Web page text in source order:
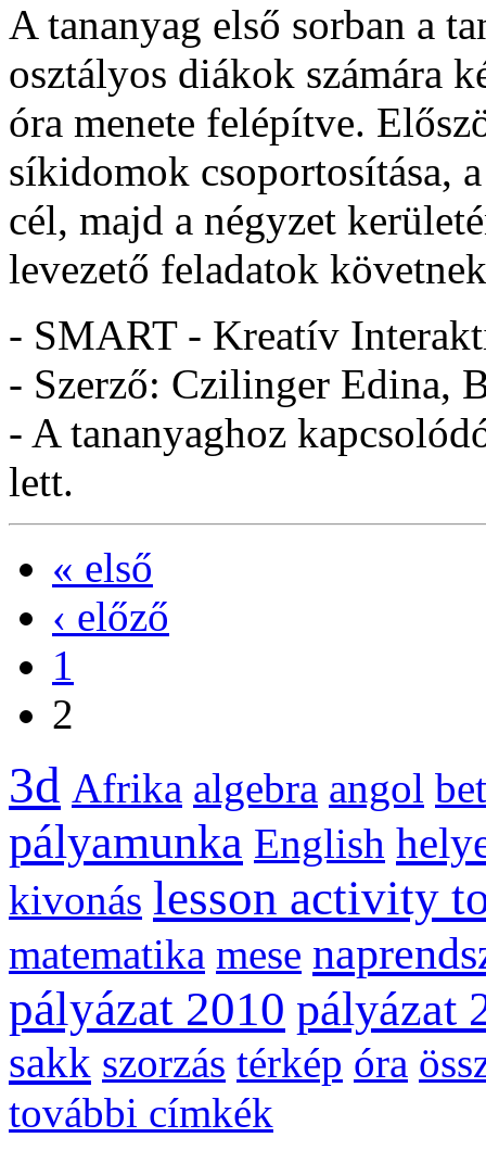
A tananyag első sorban a
osztályos diákok számára
óra menete felépítve.
síkidomok csoportosítása,
cél, majd a négyzet
levezető feladatok
- SMART - Kreatív
- Szerző: Czilinger Edina,
- A tananyaghoz
lett.
« első
‹ előző
1
2
3d Afrika algebra angol
pályamunka English
kivonás lesson activity
matematika mese
pályázat 2010 pályázat
sakk szorzás térkép óra
további címkék